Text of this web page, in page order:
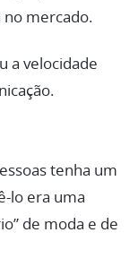
mercado.
a velocidade
tenha um
lo era uma
de moda e de